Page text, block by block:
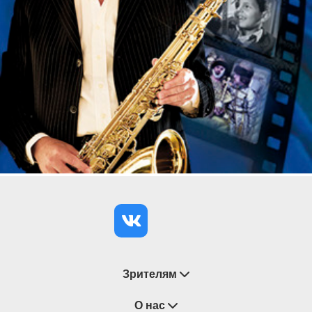
Зрителям
Восстановление билетов
О нас